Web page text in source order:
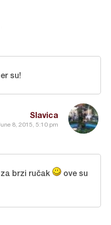
Slavica
8, 2015, 5:10 pm
su!
brzi ručak
ove su